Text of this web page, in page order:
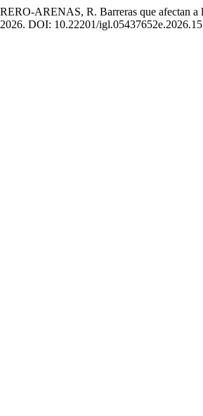
ARENAS, R. Barreras que afectan a
DOI: 10.22201/